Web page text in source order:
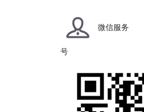
微信服务
号